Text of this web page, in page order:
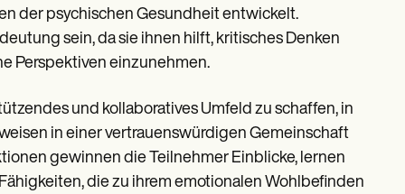
der psychischen Gesundheit entwickelt.
sein, da sie ihnen hilft, kritisches Denken
Perspektiven einzunehmen.
und kollaboratives Umfeld zu schaffen, in
in einer vertrauenswürdigen Gemeinschaft
gewinnen die Teilnehmer Einblicke, lernen
die zu ihrem emotionalen Wohlbefinden